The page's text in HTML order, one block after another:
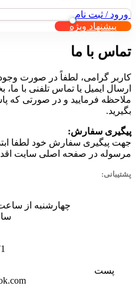
ورود / ثبت نام
پیشنهاد ویژه
تماس با ما
کاربر گرامی، لطفاً در صورت وجود
ارسال ایمیل یا تماس تلفنی با
ملاحظه فرمایید و در صورتی که
بگیرید.
پیگیری سفارش:
جهت پیگیری سفارش خود لطفا
مرسوله در صفحه اصلی سایت
پشتیبانی:
پست